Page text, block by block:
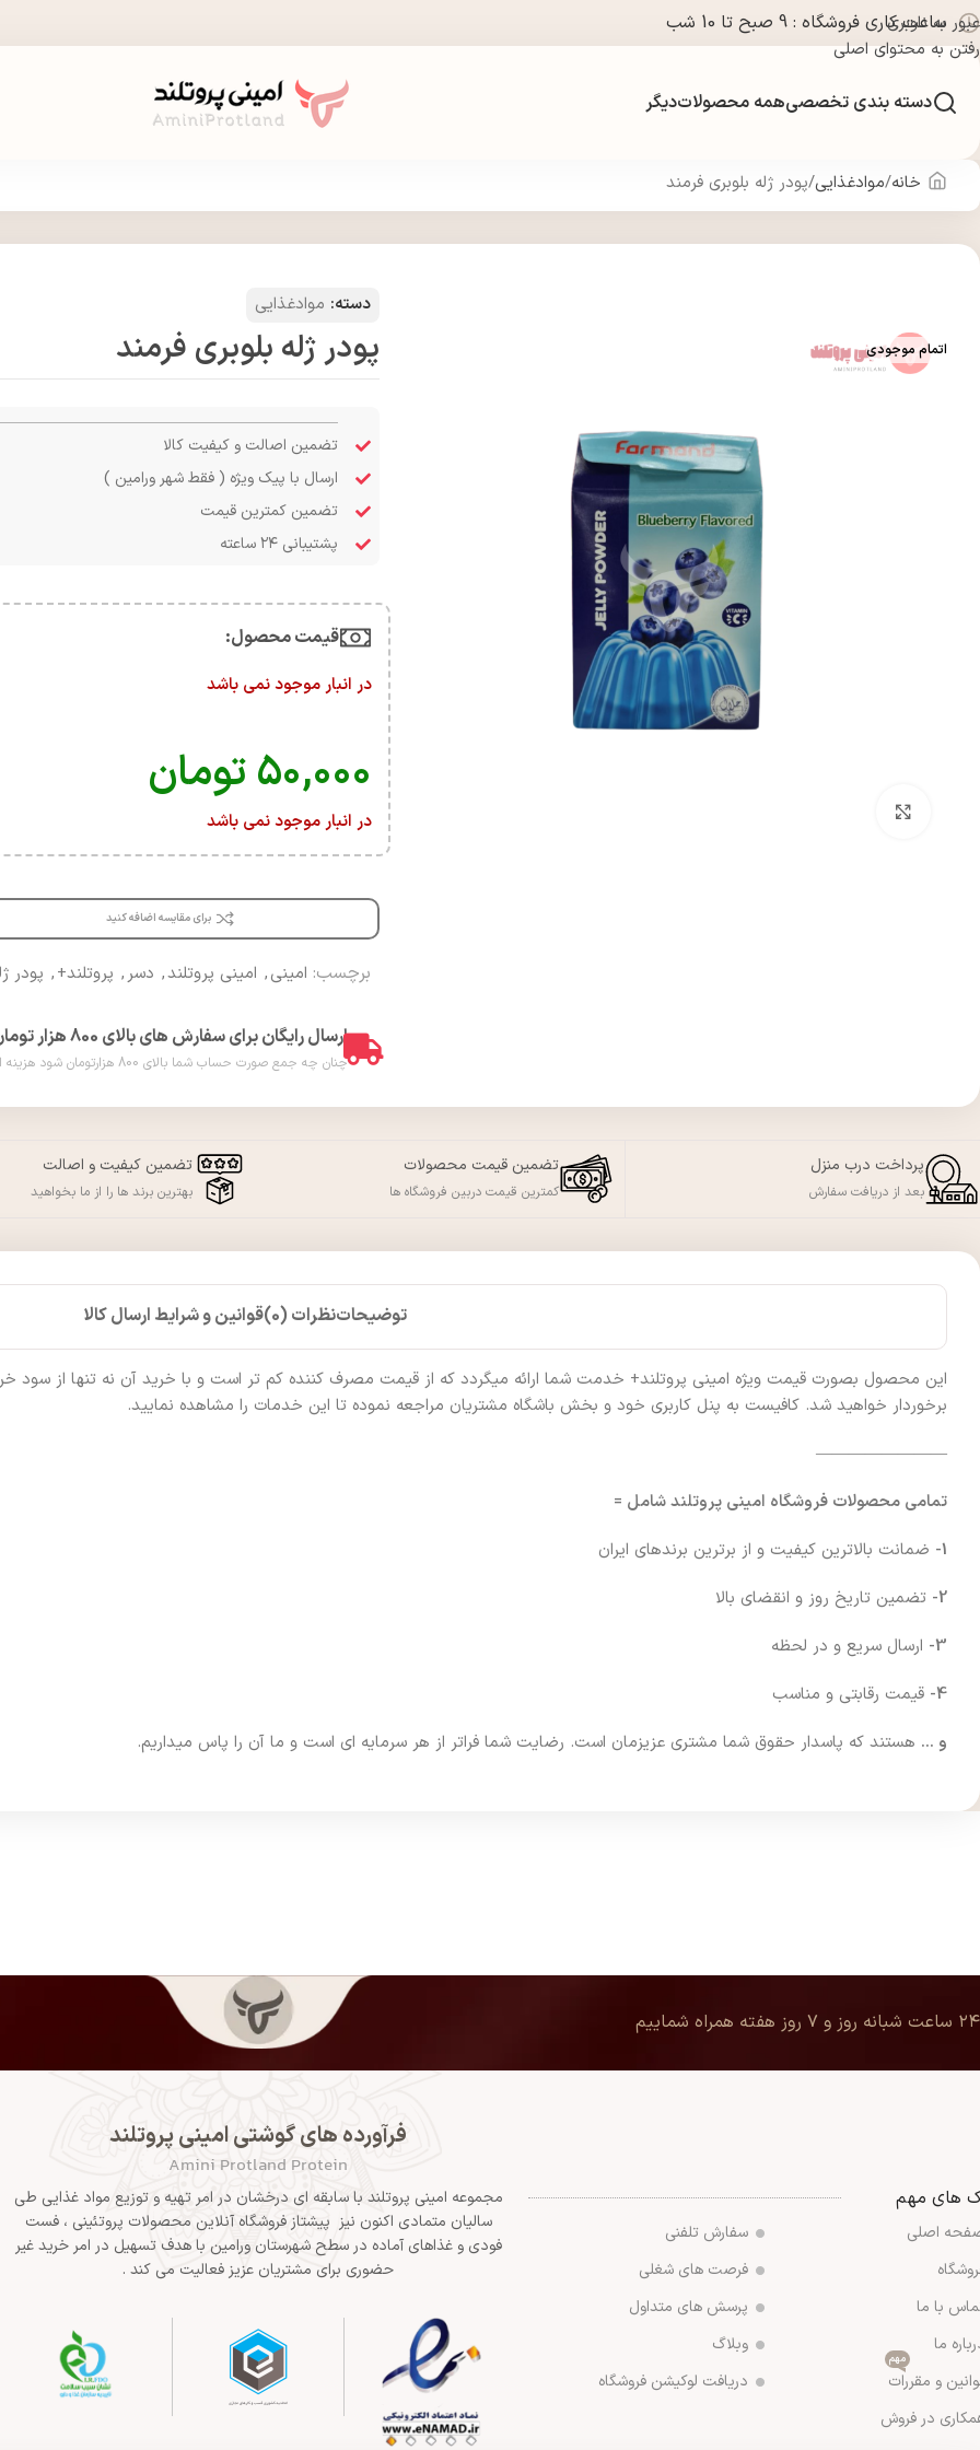
عبور به ناوبری
رفتن به محتوای اصلی
ساعت کاری فروشگاه : 9 صبح تا 10 شب
دسته بندی تخصصیهمه محصولاتدیگر
خانه موادغذایی پودر ژله بلوبری فرمند
اتمام موجودی
دسته: موادغذایی
پودر ژله بلوبری فرمند
تضمین اصالت و کیفیت کالا
ارسال با پیک ویژه ( فقط شهر ورامین )
تضمین کمترین قیمت
پشتیبانی ۲۴ ساعته
قیمت محصول:​
در انبار موجود نمی باشد
۵۰,۰۰۰تومان
در انبار موجود نمی باشد
برای مقایسه اضافه کنید
برچسب: امینی, امینی پروتلند, دسر , پروتلند+, پودر
ارسال رایگان برای سفارش های بالای 800 هزار تومان
چنان چه جمع صورت حساب شما بالای 800 هزارتومان شود هزینه ارسال برای شما به صورت رایگان محاسبه خواهد شد. ( فقط در شهر ورامین )
پرداخت درب منزل
بعد از دریافت سفارش
تضمین قیمت محصولات
کمترین قیمت دربین فروشگاه ها
تضمین کیفیت و اصالت
بهترین برند ها را از ما بخواهید
توضیحاتنظرات (0) قوانین و شرایط ارسال کالا
این محصول بصورت قیمت ویژه امینی پروتلند+ خدمت شما ارائه میگردد که از قیمت مصرف کننده کم تر است و با خرید آن نه تنها از سود خرید
برخوردار خواهید شد. کافیست به پنل کاربری خود و بخش باشگاه مشتریان مراجعه نموده تا این خدمات را مشاهده نمایید.
————————
تمامی محصولات فروشگاه امینی پروتلند شامل =
1- ضمانت بالاترین کیفیت و از برترین برندهای ایران
2- تضمین تاریخ روز و انقضای بالا
3- ارسال سریع و در لحظه
4- قیمت رقابتی و مناسب
و … هستند که پاسدار حقوق شما مشتری عزیزمان است. رضایت شما فراتر از هر سرمایه ای است و ما آن را پاس میداریم.
۲۴ ساعت شبانه روز و ۷ روز هفته همراه شماییم
های مهم
اصلی
با ما
ما
و مقررات
مهم
در فروش
سفارش تلفنی
فرصت های شغلی
پرسش های متداول
وبلاگ
دریافت لوکیشن فروشگاه
فرآورده های گوشتی امینی پروتلند
Amini Protland Protein
مجموعه امینی پروتلند با سابقه ای درخشان در امر تهیه و توزیع مواد غذایی طی
سالیان متمادی اکنون نیز پیشتاز فروشگاه آنلاین محصولات پروتئینی ، فست
فودی و غذاهای آماده در سطح شهرستان ورامین با هدف تسهیل در امر خرید غیر
حضوری برای مشتریان عزیز فعالیت می کند .